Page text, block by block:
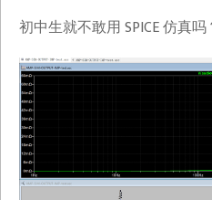
初中生就不敢用 SPICE 仿真吗